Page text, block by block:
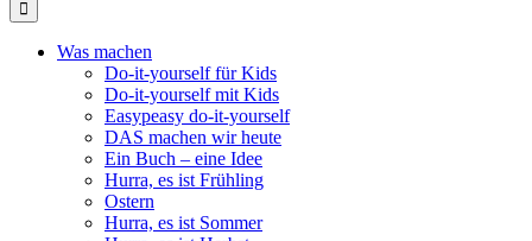
Was machen
Do-it-yourself für Kids
Do-it-yourself mit Kids
Easypeasy do-it-yourself
DAS machen wir heute
Ein Buch – eine Idee
Hurra, es ist Frühling
Ostern
Hurra, es ist Sommer